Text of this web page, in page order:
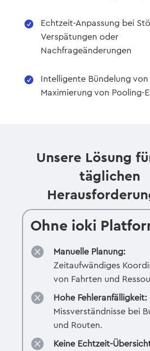

Echtzeit-Anpassung bei
Verspätungen oder
Nachfrageänderungen

Intelligente Bündelung
Maximierung von Pooling-
Unsere Lösung
täglichen
Ohne ioki

Manuelle Planung:
Zeitaufwändiges
von Fahrten und

Hohe Fehleranfälligkeit:
Missverständnisse bei
und Routen.
 Keine Echtzeit-